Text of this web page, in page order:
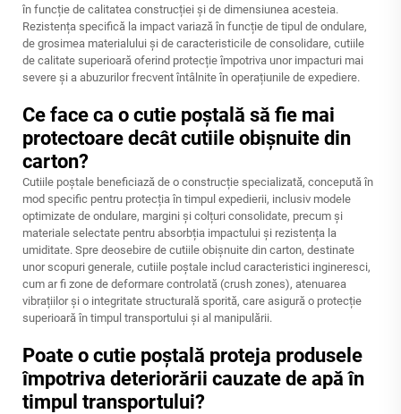
în funcție de calitatea construcției și de dimensiunea acesteia.
Rezistența specifică la impact variază în funcție de tipul de ondulare,
de grosimea materialului și de caracteristicile de consolidare, cutiile
de calitate superioară oferind protecție împotriva unor impacturi mai
severe și a abuzurilor frecvent întâlnite în operațiunile de expediere.
Ce face ca o cutie poștală să fie mai
protectoare decât cutiile obișnuite din
carton?
Cutiile poștale beneficiază de o construcție specializată, concepută în
mod specific pentru protecția în timpul expedierii, inclusiv modele
optimizate de ondulare, margini și colțuri consolidate, precum și
materiale selectate pentru absorbția impactului și rezistența la
umiditate. Spre deosebire de cutiile obișnuite din carton, destinate
unor scopuri generale, cutiile poștale includ caracteristici ingineresci,
cum ar fi zone de deformare controlată (crush zones), atenuarea
vibrațiilor și o integritate structurală sporită, care asigură o protecție
superioară în timpul transportului și al manipulării.
Poate o cutie poștală proteja produsele
împotriva deteriorării cauzate de apă în
timpul transportului?